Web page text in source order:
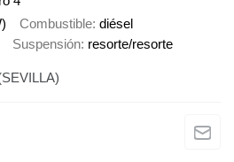
Combustible diésel
Suspensión resorte/resorte